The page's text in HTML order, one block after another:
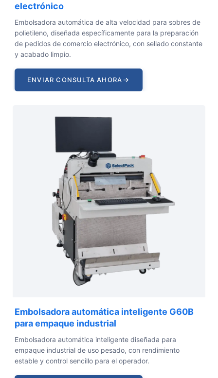
electrónico
Embolsadora automática de alta velocidad para sobres de
polietileno, diseñada específicamente para la preparación
de pedidos de comercio electrónico, con sellado constante
y acabado limpio.
ENVIAR CONSULTA AHORA→
Embolsadora automática inteligente G60B
para empaque industrial
Embolsadora automática inteligente diseñada para
empaque industrial de uso pesado, con rendimiento
estable y control sencillo para el operador.